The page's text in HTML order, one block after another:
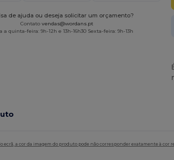
de ajuda ou deseja solicitar um orçamento?
Contatovendas@wordans.pt
a quinta-feira: 9h-12h e 13h-16h30 Sexta-feira: 9h-13h
ecrã, a cor da imagem do produto pode não corresponder exatamente à cor